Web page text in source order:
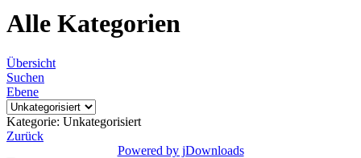
Alle Kategorien
Übersicht
Suchen
Ebene
Kategorie: Unkategorisiert
Zurück
Powered by jDownloads